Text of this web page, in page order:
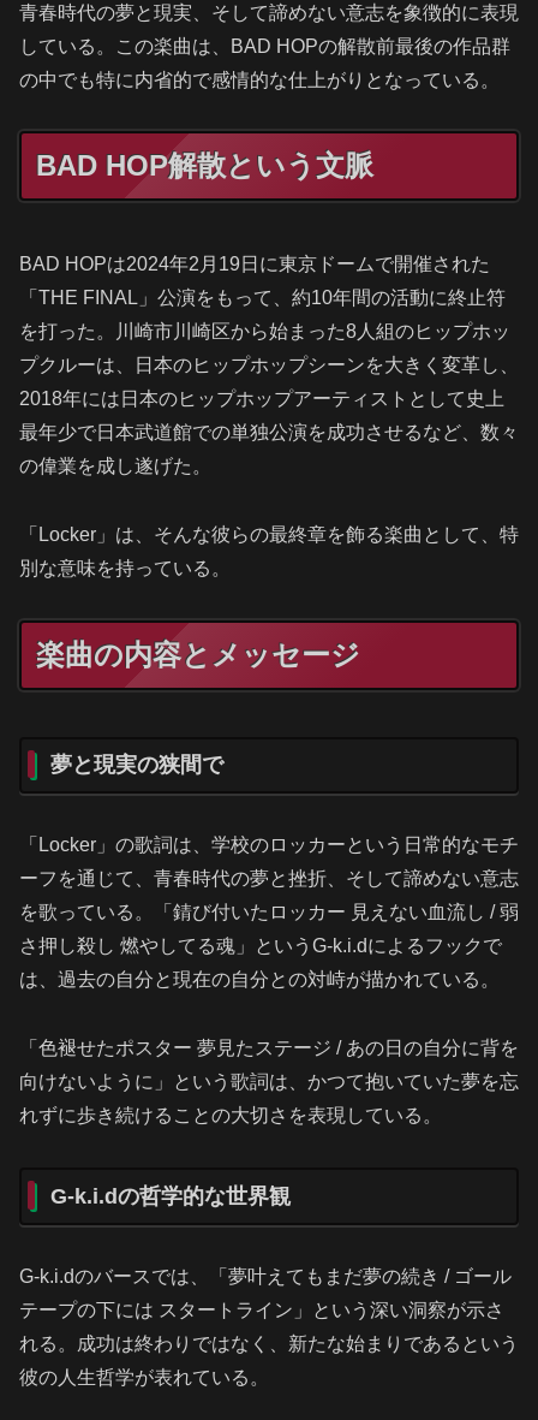
青春時代の夢と現実、そして諦めない意志を象徴的に表現
している。この楽曲は、BAD HOPの解散前最後の作品群
の中でも特に内省的で感情的な仕上がりとなっている。
BAD HOP解散という文脈
BAD HOPは2024年2月19日に東京ドームで開催された
「THE FINAL」公演をもって、約10年間の活動に終止符
を打った。川崎市川崎区から始まった8人組のヒップホッ
プクルーは、日本のヒップホップシーンを大きく変革し、
2018年には日本のヒップホップアーティストとして史上
最年少で日本武道館での単独公演を成功させるなど、数々
の偉業を成し遂げた。
「Locker」は、そんな彼らの最終章を飾る楽曲として、特
別な意味を持っている。
楽曲の内容とメッセージ
夢と現実の狭間で
「Locker」の歌詞は、学校のロッカーという日常的なモチ
ーフを通じて、青春時代の夢と挫折、そして諦めない意志
を歌っている。「錆び付いたロッカー 見えない血流し / 弱
さ押し殺し 燃やしてる魂」というG-k.i.dによるフックで
は、過去の自分と現在の自分との対峙が描かれている。
「色褪せたポスター 夢見たステージ / あの日の自分に背を
向けないように」という歌詞は、かつて抱いていた夢を忘
れずに歩き続けることの大切さを表現している。
G-k.i.dの哲学的な世界観
G-k.i.dのバースでは、「夢叶えてもまだ夢の続き / ゴール
テープの下には スタートライン」という深い洞察が示さ
れる。成功は終わりではなく、新たな始まりであるという
彼の人生哲学が表れている。